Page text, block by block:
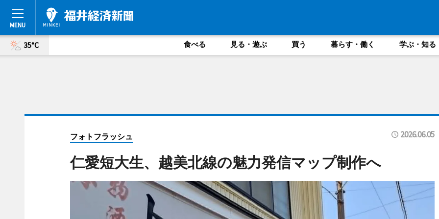
35°C 食べる 見る・遊ぶ 買う 暮らす・働く 学ぶ・知る
フォトフラッシュ 2026.06.05
仁愛短大生、越美北線の魅力発信マップ制作へ